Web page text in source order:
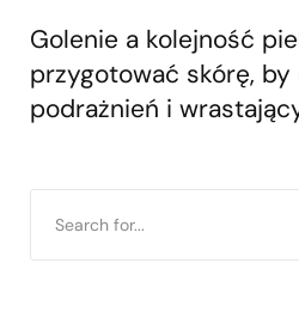
Golenie a kolejność
przygotować skórę, by
podrażnień i